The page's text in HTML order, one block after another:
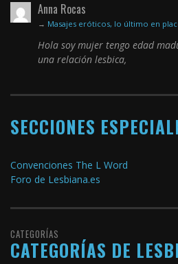
Anna Rocas
→ Masajes eróticos, lo último en
Hola soy mujer tengo edad
una relación lesbica,
SECCIONES
Convenciones The L Word
Foro de Lesbiana.es
CATEGORÍAS
CATEGORÍAS DE